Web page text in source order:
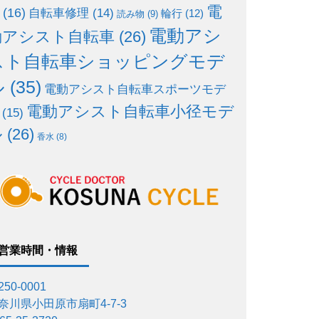
(16) 自転車修理 (14) 読み物 (9) 輪行 (12) 電
シスト自転車 (26) 電動アシ
ト自転車ショッピングモデ
(35) 電動アシスト自転車スポーツモデ
電動アシスト自転車小径モデ
(26) 香水 (8)
業時間・情報
0001
川県小田原市扇町4-7-3